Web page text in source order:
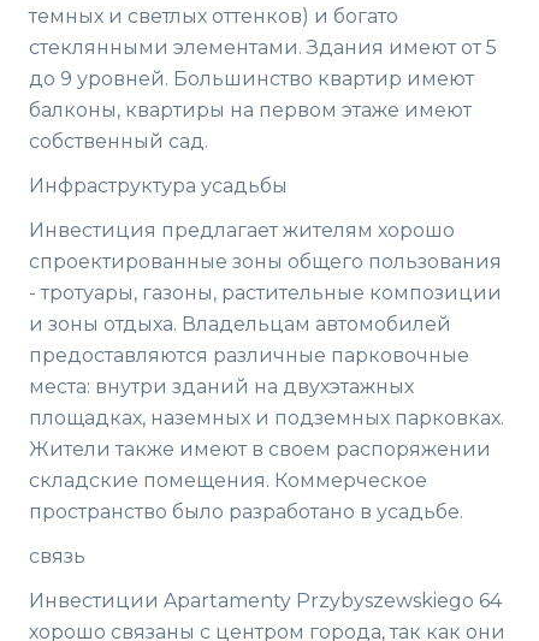
темных и светлых оттенков) и богато
стеклянными элементами. Здания имеют от 5
до 9 уровней. Большинство квартир имеют
балконы, квартиры на первом этаже имеют
собственный сад.
Инфраструктура усадьбы
Инвестиция предлагает жителям хорошо
спроектированные зоны общего пользования
- тротуары, газоны, растительные композиции
и зоны отдыха. Владельцам автомобилей
предоставляются различные парковочные
места: внутри зданий на двухэтажных
площадках, наземных и подземных парковках.
Жители также имеют в своем распоряжении
складские помещения. Коммерческое
пространство было разработано в усадьбе.
связь
Инвестиции Apartamenty Przybyszewskiego 64
хорошо связаны с центром города, так как они